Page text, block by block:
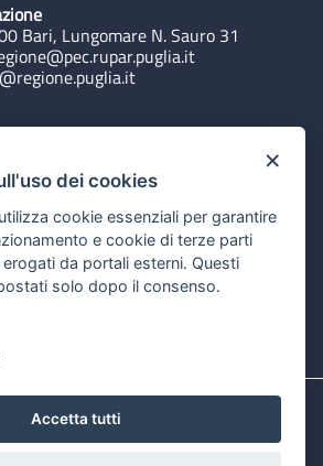
Bari, Lungomare N. Sauro 31
2020
legali
×
dei cookies
cookie essenziali per garantire
e cookie di terze parti
da portali esterni. Questi
solo dopo il consenso.
Accetta tutti